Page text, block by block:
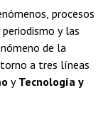
CINE Y TV
procesos
y las
de la
a tres líneas
y Tecnología y